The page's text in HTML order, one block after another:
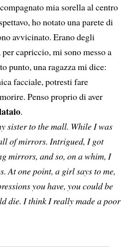
mia sorella al centro
ho notato una parete di
avvicinato. Erano degli
capriccio, mi sono messo a
punto, una ragazza mi dice:
facciale, potresti fare
Penso proprio di aver
.
sister to the mall. While I was
of mirrors. Intrigued, I got
mirrors, and so, on a whim, I
At one point, a girl says to me,
you have, you could be
die. I think I really made a poor